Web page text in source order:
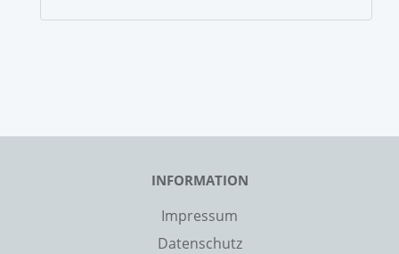
INFORMATION
Impressum
Datenschutz